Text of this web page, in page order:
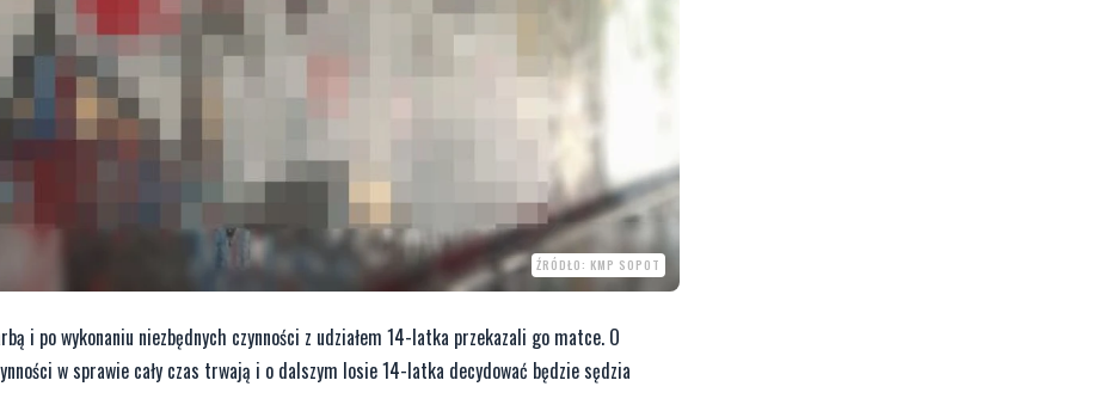
ŹRÓDŁO: KMP SOPOT
i po wykonaniu niezbędnych czynności z udziałem 14-latka przekazali go matce. O
w sprawie cały czas trwają i o dalszym losie 14-latka decydować będzie sędzia